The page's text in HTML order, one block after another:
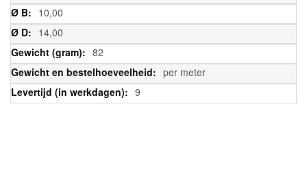
10,00
14,00
82
per meter
9